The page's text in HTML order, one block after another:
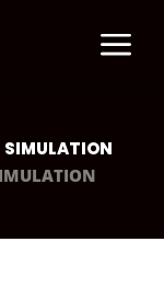
a
SIMULATION